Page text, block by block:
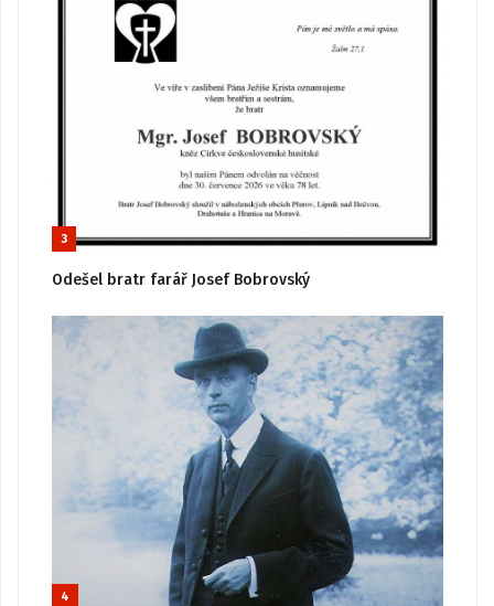
3
Odešel bratr farář Josef Bobrovský
4